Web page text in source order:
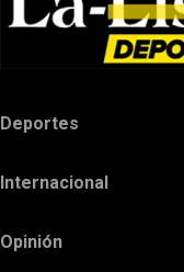
Deportes
Internacional
Opinión